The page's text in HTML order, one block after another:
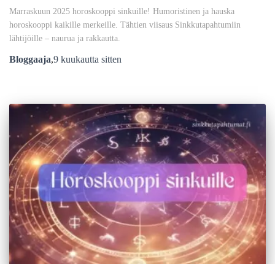
Marraskuun 2025 horoskooppi sinkuille! Humoristinen ja hauska
horoskooppi kaikille merkeille. Tähtien viisaus Sinkkutapahtumiin
lähtijöille – naurua ja rakkautta.
Bloggaaja,9 kuukautta sitten